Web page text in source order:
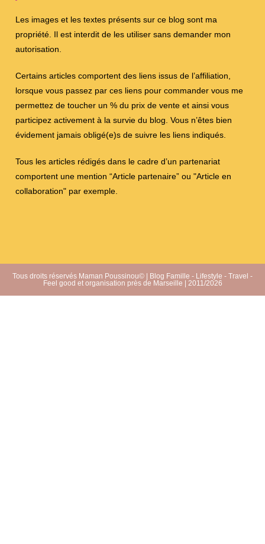
Les images et les textes présents sur ce blog sont ma
propriété. Il est interdit de les utiliser sans demander mon
autorisation.
Certains articles comportent des liens issus de l’affiliation,
lorsque vous passez par ces liens pour commander vous me
permettez de toucher un % du prix de vente et ainsi vous
participez activement à la survie du blog. Vous n’êtes bien
évidement jamais obligé(e)s de suivre les liens indiqués.
Tous les articles rédigés dans le cadre d’un partenariat
comportent une mention “Article partenaire” ou "Article en
collaboration" par exemple.
Tous droits réservés Maman Poussinou© | Blog Famille - Lifestyle - Travel -
Feel good et organisation près de Marseille | 2011/2026